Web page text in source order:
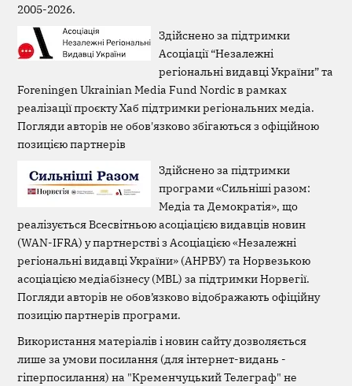
2005-2026.
Здійснено за підтримки
Асоціації “Незалежні
регіональні видавці України” та
Foreningen Ukrainian Media Fund Nordic в рамках
реалізації проєкту Хаб підтримки регіональних медіа.
Погляди авторів не обов'язково збігаються з офіційною
позицією партнерів
Здійснено за підтримки
програми «Сильніші разом:
Медіа та Демократія», що
реалізується Всесвітньою асоціацією видавців новин
(WAN-IFRA) у партнерстві з Асоціацією «Незалежні
регіональні видавці України» (АНРВУ) та Норвезькою
асоціацією медіабізнесу (MBL) за підтримки Норвегії.
Погляди авторів не обов’язково відображають офіційну
позицію партнерів програми.
Використання матеріалів і новин сайту дозволяється
лише за умови посилання (для інтернет-видань -
гіперпосилання) на "Кременчуцький Телеграф" не